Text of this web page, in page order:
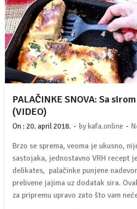
PALAČINKE SNOVA: Sa
(VIDEO)
On : 20. april 2018. - by kafa.online -
Brzo se sprema, veoma je ukusno,
sastojaka, jednostavno VRH recept
delikates, palačinke punjene
prelivene jajima uz dodatak sira.
za pripremu upravo zato što vam